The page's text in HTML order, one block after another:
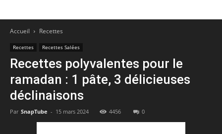
Accueil Recettes
Recettes Recettes Salées
Recettes polyvalentes pour le
ramadan : 1 pâte, 3 délicieuses
déclinaisons
Par SnapTube - 15 mars 2024 4456 0